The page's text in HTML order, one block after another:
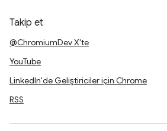
Takip et
@ChromiumDev X'te
YouTube
LinkedIn'de Geliştiriciler için Chrome
RSS